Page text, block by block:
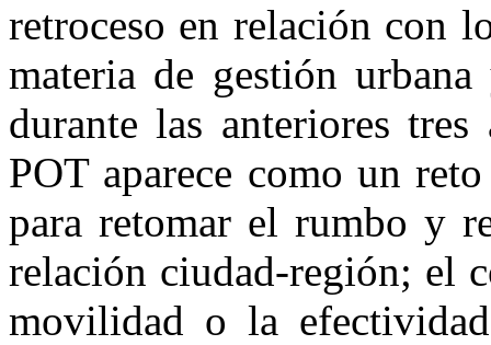
retroceso en relación con
materia de gestión
durante las anteriores
POT aparece como un
para retomar el rumbo y
relación ciudad-región; el
movilidad o la